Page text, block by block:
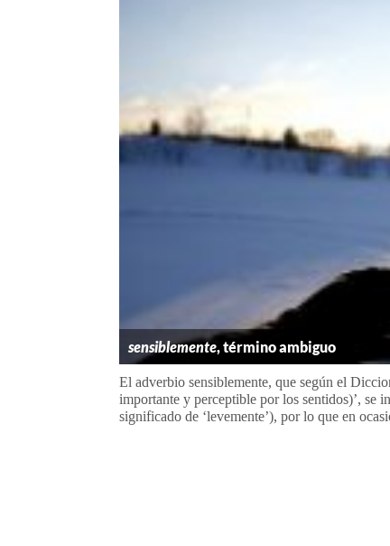
sensiblemente, término ambiguo
El adverbio sensiblemente, que según el
importante y perceptible por los sentidos)’, se
significado de ‘levemente’), por lo que en